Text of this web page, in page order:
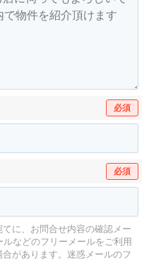
必須
必須
に、お問合せ内容の確認メー
などのフリーメールをご利用
があります。 迷惑メールのフ